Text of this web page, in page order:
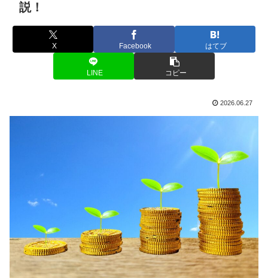
説！
X Facebook はてブ
LINE コピー
2026.06.27